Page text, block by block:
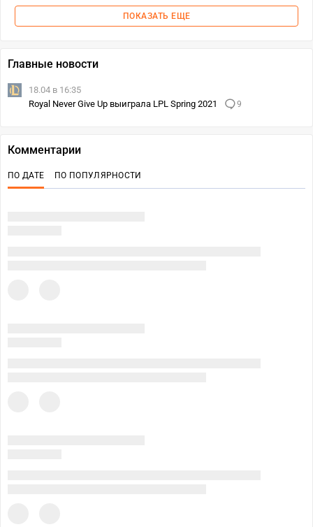
ПОКАЗАТЬ ЕЩЕ
Главные новости
18.04 в 16:35
Royal Never Give Up выиграла LPL Spring 2021
9
Комментарии
ПО ДАТЕ ПО ПОПУЛЯРНОСТИ